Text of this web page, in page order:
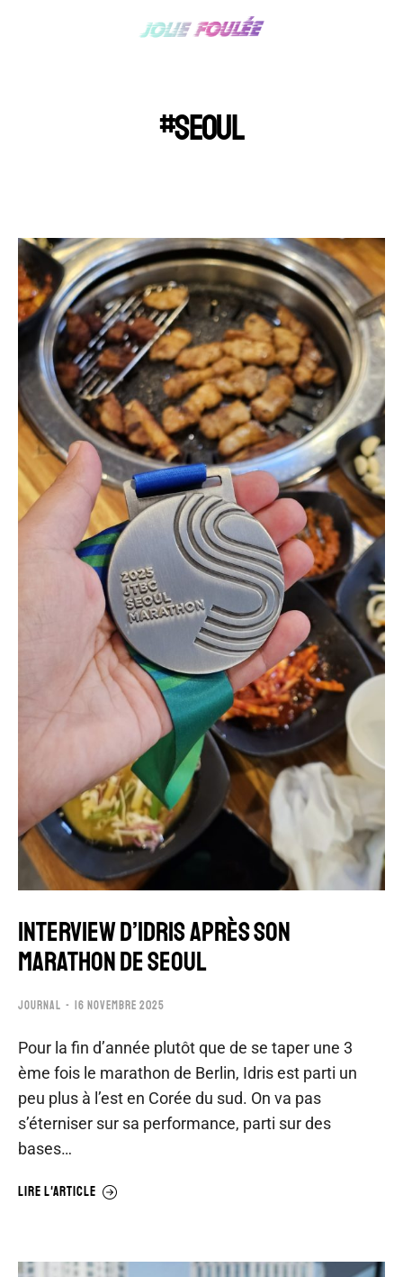
#SEOUL
INTERVIEW D’IDRIS APrès son
MARATHON DE SEOUL
JOURNAL 16 NOVEMBRE 2025
Pour la fin d’année plutôt que de se taper une 3
ème fois le marathon de Berlin, Idris est parti un
peu plus à l’est en Corée du sud. On va pas
s’éterniser sur sa performance, parti sur des
bases…
LIRE L'ARTICLE